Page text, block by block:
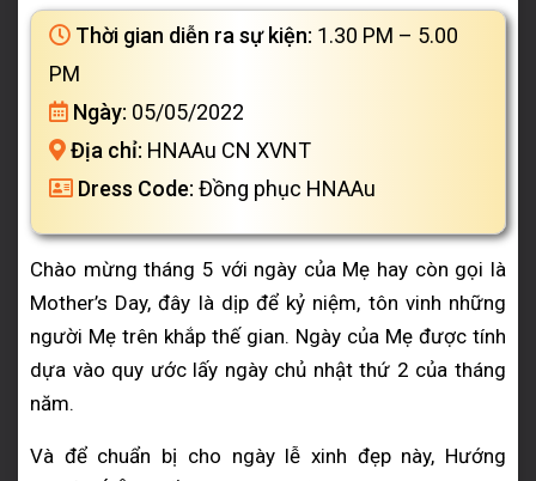
Thời gian diễn ra sự kiện: 1.30 PM – 5.00
PM
Ngày: 05/05/2022
Địa chỉ: HNAAu CN XVNT
Dress Code: Đồng phục HNAAu
Chào mừng tháng 5 với ngày của Mẹ hay còn gọi là
Mother’s Day, đây là dịp để kỷ niệm, tôn vinh những
người Mẹ trên khắp thế gian. Ngày của Mẹ được tính
dựa vào quy ước lấy ngày chủ nhật thứ 2 của tháng
năm.
Và để chuẩn bị cho ngày lễ xinh đẹp này, Hướng